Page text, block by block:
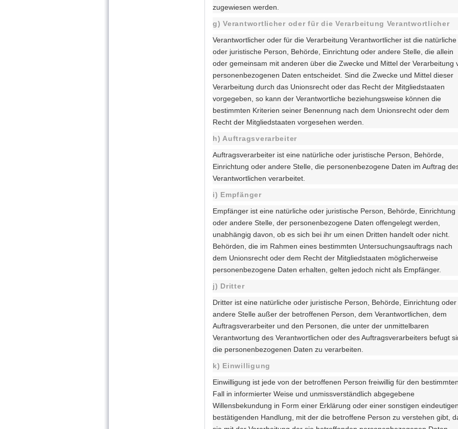
zugewiesen werden.
g) Verantwortlicher oder für die Verarbeitung Verantwortlicher
Verantwortlicher oder für die Verarbeitung Verantwortlicher ist die natürliche
oder juristische Person, Behörde, Einrichtung oder andere Stelle, die allein
oder gemeinsam mit anderen über die Zwecke und Mittel der Verarbeitung
personenbezogenen Daten entscheidet. Sind die Zwecke und Mittel dieser
Verarbeitung durch das Unionsrecht oder das Recht der Mitgliedstaaten
vorgegeben, so kann der Verantwortliche beziehungsweise können die
bestimmten Kriterien seiner Benennung nach dem Unionsrecht oder dem
Recht der Mitgliedstaaten vorgesehen werden.
h) Auftragsverarbeiter
Auftragsverarbeiter ist eine natürliche oder juristische Person, Behörde,
Einrichtung oder andere Stelle, die personenbezogene Daten im Auftrag
Verantwortlichen verarbeitet.
i) Empfänger
Empfänger ist eine natürliche oder juristische Person, Behörde, Einrichtung
oder andere Stelle, der personenbezogene Daten offengelegt werden,
unabhängig davon, ob es sich bei ihr um einen Dritten handelt oder nicht.
Behörden, die im Rahmen eines bestimmten Untersuchungsauftrags nach
dem Unionsrecht oder dem Recht der Mitgliedstaaten möglicherweise
personenbezogene Daten erhalten, gelten jedoch nicht als Empfänger.
j) Dritter
Dritter ist eine natürliche oder juristische Person, Behörde, Einrichtung oder
andere Stelle außer der betroffenen Person, dem Verantwortlichen, dem
Auftragsverarbeiter und den Personen, die unter der unmittelbaren
Verantwortung des Verantwortlichen oder des Auftragsverarbeiters befugt
die personenbezogenen Daten zu verarbeiten.
k) Einwilligung
Einwilligung ist jede von der betroffenen Person freiwillig für den
Fall in informierter Weise und unmissverständlich abgegebene
Willensbekundung in Form einer Erklärung oder einer sonstigen
bestätigenden Handlung, mit der die betroffene Person zu verstehen gibt,